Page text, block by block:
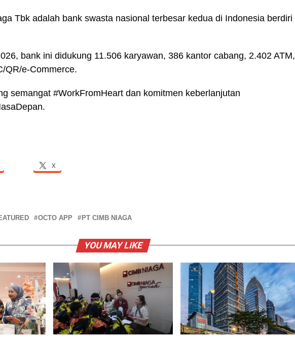
Tbk adalah bank swasta nasional terbesar kedua di Indonesia berdiri
bank ini didukung 11.506 karyawan, 386 kantor cabang, 2.402 ATM,
QR/e-Commerce.
semangat #WorkFromHeart dan komitmen keberlanjutan
X
OCTO APP PT CIMB NIAGA
YOU MAY LIKE